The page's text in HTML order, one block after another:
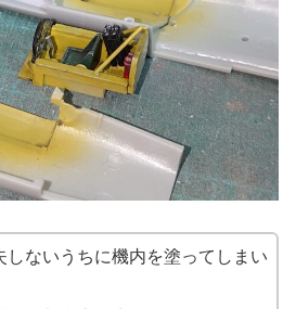
しないうちに機内を塗ってしまい